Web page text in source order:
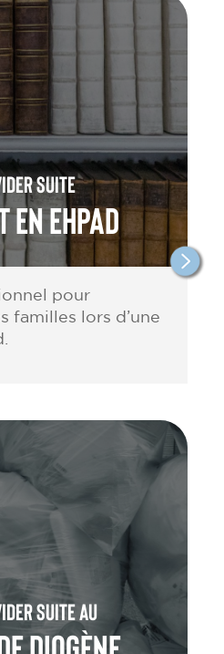
suite
Ehpad
pour
familles lors d’une
suite au